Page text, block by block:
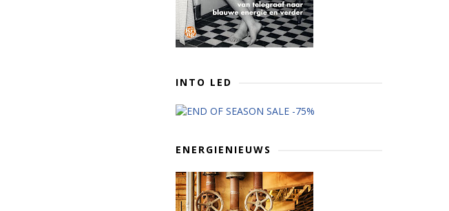
INTO LED
ENERGIENIEUWS